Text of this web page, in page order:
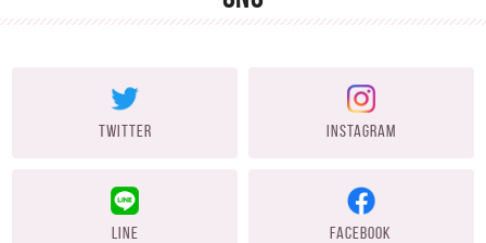
TWITTER INSTAGRAM
LINE FACEBOOK